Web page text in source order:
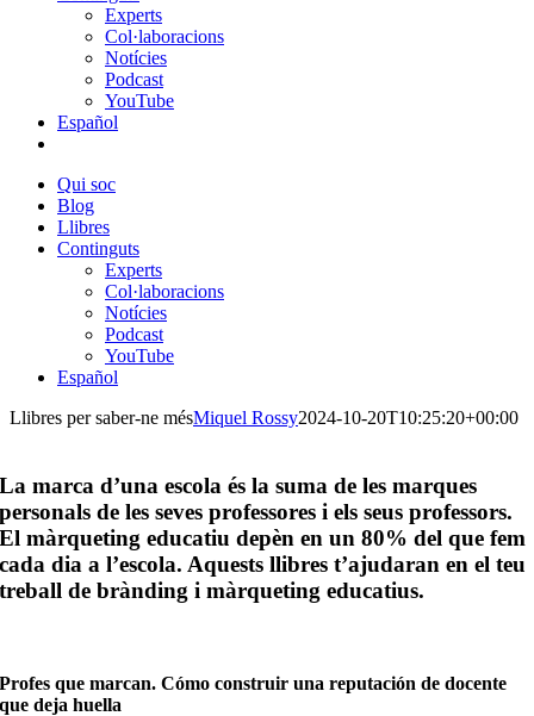
Experts
Col·laboracions
Notícies
Podcast
YouTube
Español
Qui soc
Blog
Llibres
Continguts
Experts
Col·laboracions
Notícies
Podcast
YouTube
Español
Llibres per saber-ne mésMiquel Rossy2024-10-20T10:25:20+00:00
La marca d’una escola és la suma de les marques
personals de les seves professores i els seus professors.
El màrqueting educatiu depèn en un 80% del que fem
cada dia a l’escola. Aquests llibres t’ajudaran en el teu
treball de brànding i màrqueting educatius.
Profes que marcan. Cómo construir una reputación de docente
que deja huella